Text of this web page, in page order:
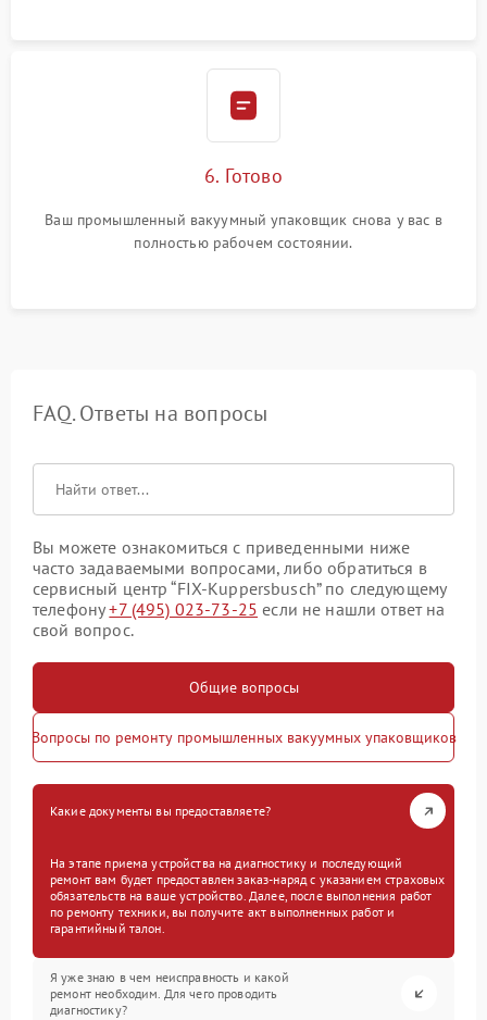
6. Готово
Ваш промышленный вакуумный упаковщик снова у вас в
полностью рабочем состоянии.
FAQ. Ответы на вопросы
Вы можете ознакомиться с приведенными ниже
часто задаваемыми вопросами, либо обратиться в
сервисный центр “FIX-Kuppersbusch” по следующему
телефону+7 (495) 023-73-25 если не нашли ответ на
свой вопрос.
Общие вопросы
Вопросы по ремонту промышленных вакуумных упаковщиков
Какие документы вы предоставляете?
На этапе приема устройства на диагностику и последующий
ремонт вам будет предоставлен заказ-наряд с указанием страховых
обязательств на ваше устройство. Далее, после выполнения работ
по ремонту техники, вы получите акт выполненных работ и
гарантийный талон.
Я уже знаю в чем неисправность и какой
ремонт необходим. Для чего проводить
диагностику?